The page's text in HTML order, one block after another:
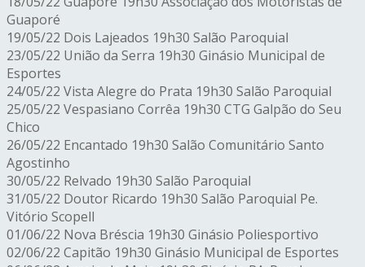
Guaporé
19/05/22 Dois Lajeados 19h30 Salão Paroquial
23/05/22 União da Serra 19h30 Ginásio Municipal de
Esportes
24/05/22 Vista Alegre do Prata 19h30 Salão Paroquial
25/05/22 Vespasiano Corrêa 19h30 CTG Galpão do Seu
Chico
26/05/22 Encantado 19h30 Salão Comunitário Santo
Agostinho
30/05/22 Relvado 19h30 Salão Paroquial
31/05/22 Doutor Ricardo 19h30 Salão Paroquial Pe.
Vitório Scopell
01/06/22 Nova Bréscia 19h30 Ginásio Poliesportivo
02/06/22 Capitão 19h30 Ginásio Municipal de Esportes